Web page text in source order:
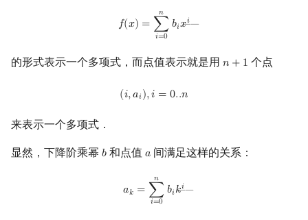
𝑓(𝑥) =
𝑛
∑
𝑖=0
𝑏𝑖𝑥𝑖
――
( x = 0nb ―
的形式表示一个多项式，而点值表示就是用 𝑛 + 1
n +1 个点
(𝑖,𝑎𝑖),𝑖 = 0..𝑛
i, ai ,i =0..n
来表示一个多项式．
显然，下降阶乘幂 𝑏
b和点值 𝑎
a 间满足这样的关系：
𝑎𝑘 =
𝑛
∑
𝑖=0
𝑏𝑖𝑘𝑖
――
=0n ―